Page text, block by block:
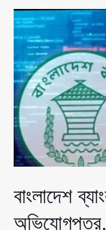
মামলায়
বড়
অগ্রগতি,
খসড়া
অভিযোগপত্রে
আতিউর
রহমানসহ
৬৪
জন
ও
বাংলাদেশ